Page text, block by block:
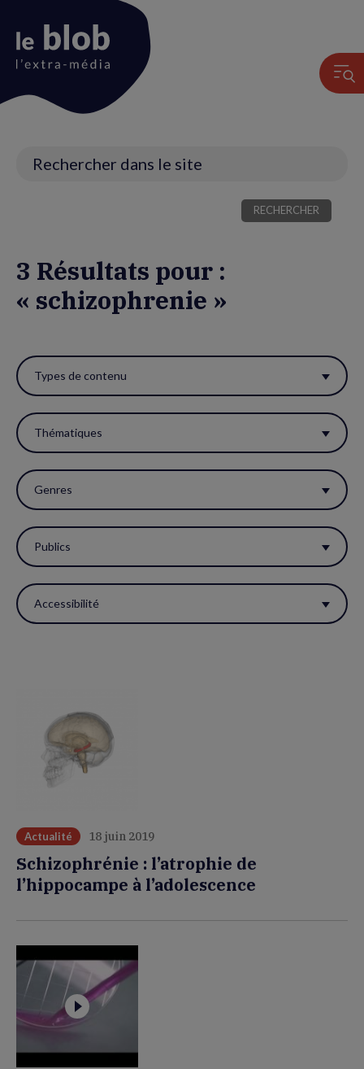
3 Résultats pour :
« schizophrenie »
ces
filtres
pour
réactualiser
la
page.
Types de contenu
Thématiques
Genres
Publics
Accessibilité
Actualité 18 juin 2019
Schizophrénie : l’atrophie de
l’hippocampe à l’adolescence